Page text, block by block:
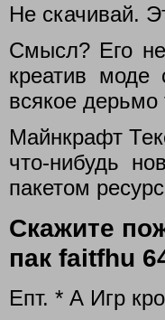
Не скачивай.
Смысл? Его
креатив
всякое дерьмо
Майнкрафт
что-нибудь
пакетом
Скажите
пак faitfhu
Епт. * А Игр